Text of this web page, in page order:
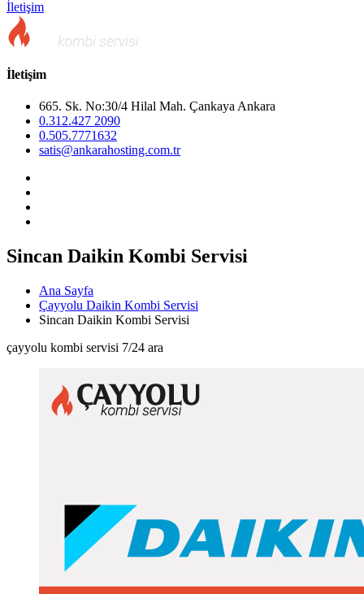
İletişim
İletişim
665. Sk. No:30/4 Hilal Mah. Çankaya Ankara
0.312.427 2090
0.505.7771632
satis@ankarahosting.com.tr
Sincan Daikin Kombi Servisi
Ana Sayfa
Çayyolu Daikin Kombi Servisi
Sincan Daikin Kombi Servisi
çayyolu kombi servisi 7/24 ara